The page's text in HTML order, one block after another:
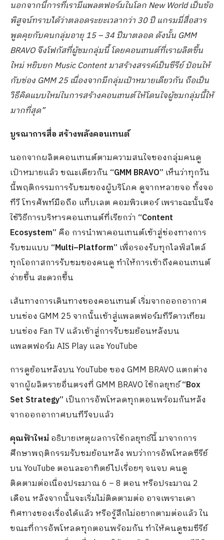
นอกจากนี้การที่เรามีแพลตฟอร์มในโลกNew World เป็นข้อ
พิสูจน์ทราบได้ว่าตลอดระยะเวลากว่า 30 ปี แกรมมี่สื่อสาร
พูดคุยกับคนกลุ่มอายุ 15–34 ปีมาตลอด ดังนั้น GMM
BRAVO จึงโฟกัสที่ผู้ชมกลุ่มนี้ โดยคอนเทนต์ที่เราผลิตขึ้น
ใหม่ หยิบยก Music Content มาสร้างสรรค์เป็นซีรีย์ ป้อนให้
กับช่อง GMM 25 เนื่องจากมีกลุ่มเป้าหมายเดียวกัน ถือเป็น
วิธีคิดแบบใหม่ในการสร้างคอนเทนต์ให้โดนใจผู้ชมกลุ่มนี้ให้
มากที่สุด”
บูรณาการสื่อ สร้างพลังคอนเทนต์
นอกจากผลิตคอนเทนต์ตามความสนใจของกลุ่มคนดู
เป้าหมายแล้ว ขณะเดียวกัน “GMM BRAVO” เห็นว่าทุกวัน
นี้พฤติกรรมการรับชมของผู้บริโภค ดูจากหลายจอ ทั้งจอ
ทีวี โทรศัพท์มือถือ แท็บเลต คอมพิวเตอร์ เพราะฉะนั้นจึง
ใช้วิธีการบริหารคอนเทนต์ที่เรียกว่า “Content
Ecosystem” คือ การนำพาคอนเทนต์เข้าสู่ช่องทางการ
รับชมแบบ “Multi–Platform” เพื่อรองรับทุกไลฟ์สไตล์
ทุกโอกาสการรับชมของคนดู ทำให้การเข้าถึงคอนเทนต์
ง่ายขึ้น สะดวกขึ้น
เส้นทางการเดินทางของคอนเทนต์ เริ่มจากออกอากาศ
บนช่อง GMM 25 จากนั้นเข้าสู่แพลตฟอร์มทีวีดาวเทียม
บนช่อง Fan TV แล้วเข้าสู่การรับชมย้อนหลังบน
แพลตฟอร์ม AIS Play และ YouTube
การดูย้อนหลังบน YouTube ของ GMM BRAVO แตกต่าง
จากผู้ผลิตรายอื่นตรงที่ GMM BRAVO ใช้กลยุทธ์“Box
Set Strategy” เป็นการอัพโหลดทุกตอนพร้อมกันหลัง
จากออกอากาศบนทีวีจบแล้ว
คุณฟ้าใหม่ อธิบายเหตุผลการใช้กลยุทธ์นี้ มาจากการ
ศึกษาพฤติกรรมรับชมย้อนหลัง พบว่าการอัพโหลดซีรีย์
บน YouTube ตอนละอาทิตย์ไปเรื่อยๆ จนจบ คนดู
ติดตามต่อเนื่องประมาณ 6 – 8 ตอน หรือประมาณ 2
เดือน หลังจากนั้นจะเริ่มไม่ติดตามต่อ อาจเพราะเดา
ทิศทางของเรื่องได้แล้ว หรือรู้สึกไม่อยากตามต่อแล้ว ใน
ขณะที่การอัพโหลดทุกตอนพร้อมกัน ทำให้คนดูชมซีรีย์